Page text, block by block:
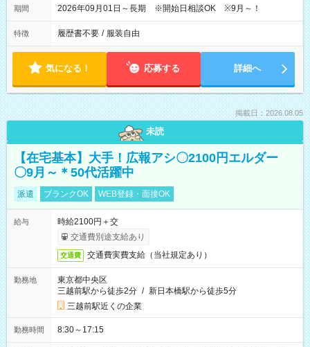
期間 2026年09月01日～長期 ※開始日相談OK ※9月～！
特徴 履歴書不要 / 服装自由
気になる！ 応募する 詳細へ
掲載日：2026.08.05
未読
【在宅基本】大手！広報アシ〇2100円エルダー
〇9月～＊50代活躍中
派遣 ブランクOK WEB登録・面接OK
給与
時給2100円＋交
交通費別途支給あり
交通費 交通費実費支給（当社規定あり）
勤務地
東京都中央区
三越前駅から徒歩2分 / 新日本橋駅から徒歩5分
三越前駅近くの企業
勤務時間 8:30～17:15